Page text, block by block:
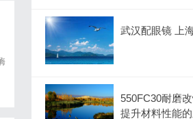
武汉配眼镜 上
550FC30耐磨改
提升材料性能